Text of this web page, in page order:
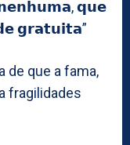
𝗻𝗲𝗻𝗵𝘂𝗺𝗮, 𝗾𝘂𝗲
𝗴𝗿𝗮𝘁𝘂𝗶𝘁𝗮”
de que a fama,
fragilidades